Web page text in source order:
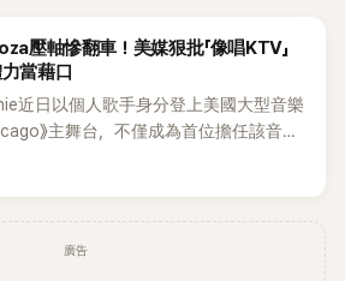
壓軸慘翻車！美媒狠批「像唱KTV」
當藉口
近日以個人歌手身分登上美國大型音樂
》主舞台，不僅成為首位擔任該音樂
）的K-POP女SOLO歌手，寫下全新紀
廣告